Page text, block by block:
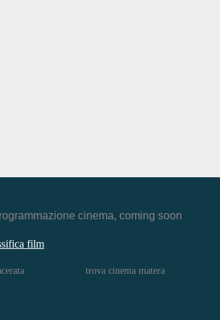
cinema, coming soon
film
trova cinema matera